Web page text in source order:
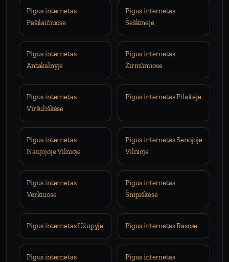
Pigus internetas
Pašilaičiuose
Pigus internetas
Šeškinėje
Pigus internetas
Antakalnyje
Pigus internetas
Žirmūnuose
Pigus internetas
Viršuliškėse
Pigus internetas Pilaitėje
Pigus internetas
Naujojoje Vilnioje
Pigus internetas Senojoje
Vilnioje
Pigus internetas
Verkiuose
Pigus internetas
Šnipiškėse
Pigus internetas Užupyje Pigus internetas Rasose
Pigus internetas
Pigus internetas